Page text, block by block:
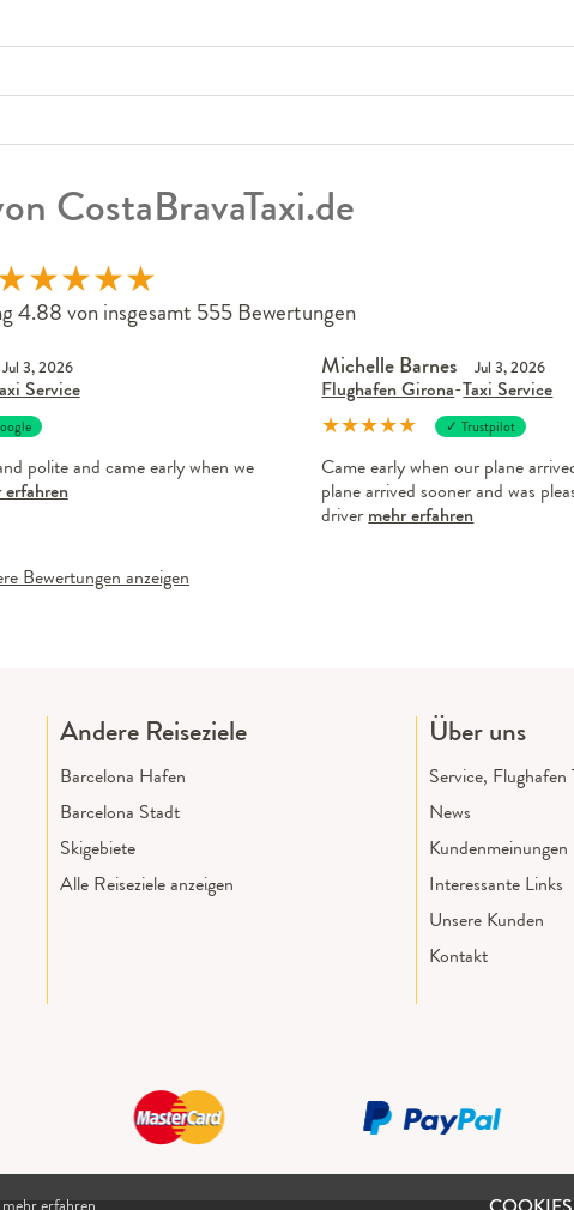
mehr erfahren
CostaBravaTaxi.de
★★★★
4.88 von insgesamt 555 Bewertungen
Jul 3, 2026
Service
polite and came early when we
erfahren
Michelle Barnes Jul 3, 2026
Flughafen Girona-Taxi Service
★★★★★ ✓ Trustpilot
Came early when our plane
plane arrived sooner and was
driver mehr erfahren
Bewertungen anzeigen
Andere Reiseziele
Barcelona Hafen
Barcelona Stadt
Skigebiete
Alle Reiseziele anzeigen
Über uns
Service, Flughafen
News
Kundenmeinungen
Interessante Links
Unsere Kunden
Kontakt